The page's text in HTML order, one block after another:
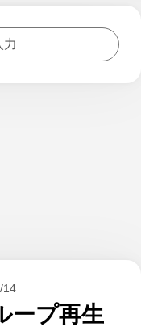
14
ープ再生